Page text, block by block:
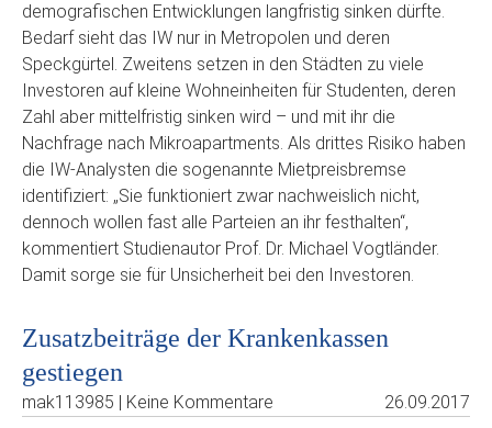
demografischen Entwicklungen langfristig sinken dürfte.
Bedarf sieht das IW nur in Metropolen und deren
Speckgürtel. Zweitens setzen in den Städten zu viele
Investoren auf kleine Wohneinheiten für Studenten, deren
Zahl aber mittelfristig sinken wird – und mit ihr die
Nachfrage nach Mikroapartments. Als drittes Risiko haben
die IW-Analysten die sogenannte Mietpreisbremse
identifiziert: „Sie funktioniert zwar nachweislich nicht,
dennoch wollen fast alle Parteien an ihr festhalten“,
kommentiert Studienautor Prof. Dr. Michael Vogtländer.
Damit sorge sie für Unsicherheit bei den Investoren.
Zusatzbeiträge der Krankenkassen
gestiegen
mak113985 | Keine Kommentare 26.09.2017